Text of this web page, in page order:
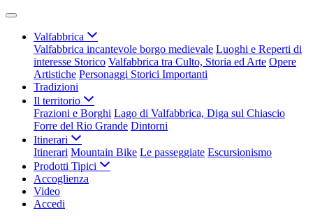
Valfabbrica
Valfabbrica incantevole borgo medievale Luoghi e Reperti di
interesse Storico Valfabbrica tra Culto, Storia ed Arte Opere
Artistiche Personaggi Storici Importanti
Tradizioni
Il territorio
Frazioni e Borghi Lago di Valfabbrica, Diga sul Chiascio
Forre del Rio Grande Dintorni
Itinerari
Itinerari Mountain Bike Le passeggiate Escursionismo
Prodotti Tipici
Accoglienza
Video
Accedi